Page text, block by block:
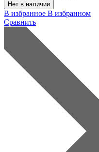
Нет в наличии
В избранное В избранном
Сравнить